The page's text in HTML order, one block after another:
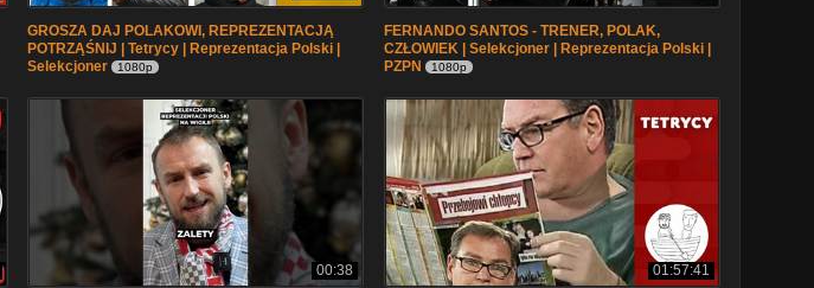
GROSZA DAJ POLAKOWI, REPREZENTACJĄ
POTRZĄŚNIJ | Tetrycy | Reprezentacja Polski |
Selekcjoner
1080p
FERNANDO SANTOS - TRENER, POLAK,
CZŁOWIEK | Selekcjoner | Reprezentacja Polski |
PZPN
1080p
00:38 01:57:41